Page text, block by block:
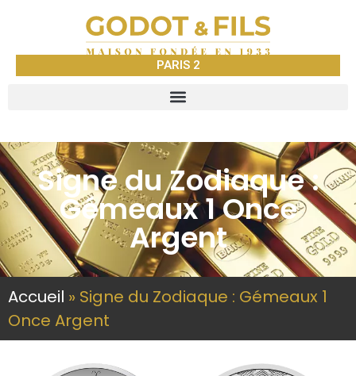
PARIS 2
Signe du Zodiaque :
Gémeaux 1 Once
Argent
Accueil » Signe du Zodiaque : Gémeaux 1
Once Argent